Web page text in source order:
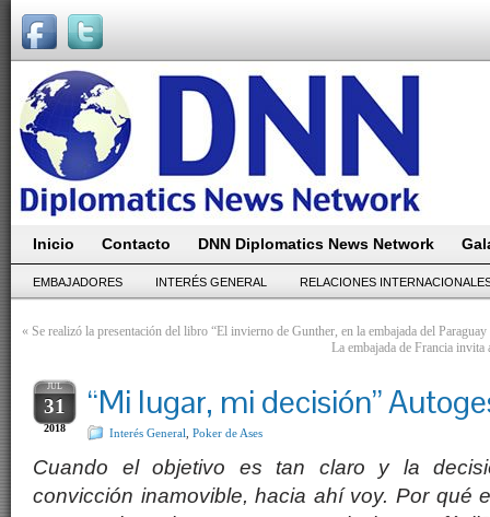
Inicio Contacto DNN Diplomatics News Network
EMBAJADORES INTERÉS GENERAL RELACIONES
« Se realizó la presentación del libro “El invierno de Gunther, en la embajada del Paraguay
La embajada de Francia
JUL
31
2018
“Mi lugar, mi decisión”
Interés General Poker de Ases
Cuando el objetivo es tan claro y la
convicción inamovible, hacia ahí voy. Por qué